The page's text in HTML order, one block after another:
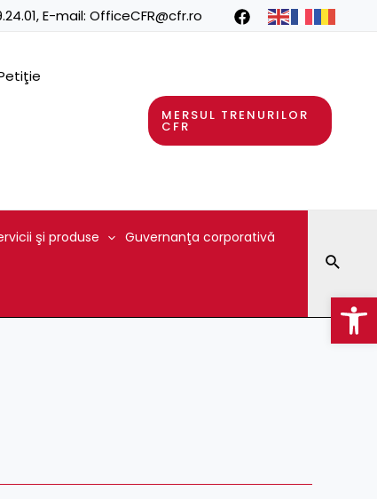
, E-mail: OfficeCFR@cfr.ro
MERSUL TRENURILOR
CFR
şi produse Guvernanţa corporativă